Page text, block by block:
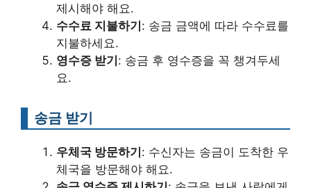
제시해야 해요.
수수료 지불하기: 송금 금액에 따라 수수료를
지불하세요.
영수증 받기: 송금 후 영수증을 꼭 챙겨두세
요.
송금 받기
우체국 방문하기: 수신자는 송금이 도착한 우
체국을 방문해야 해요.